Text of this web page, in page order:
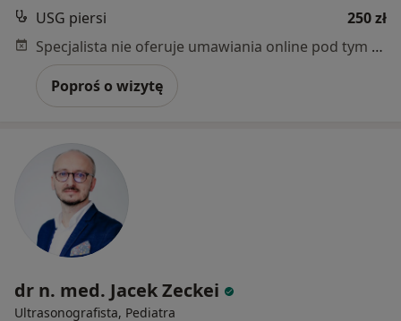
USG piersi
250 zł
Specjalista nie oferuje umawiania online pod tym adresem.
Poproś o wizytę
dr n. med. Jacek Zeckei
Ultrasonografista, Pediatra